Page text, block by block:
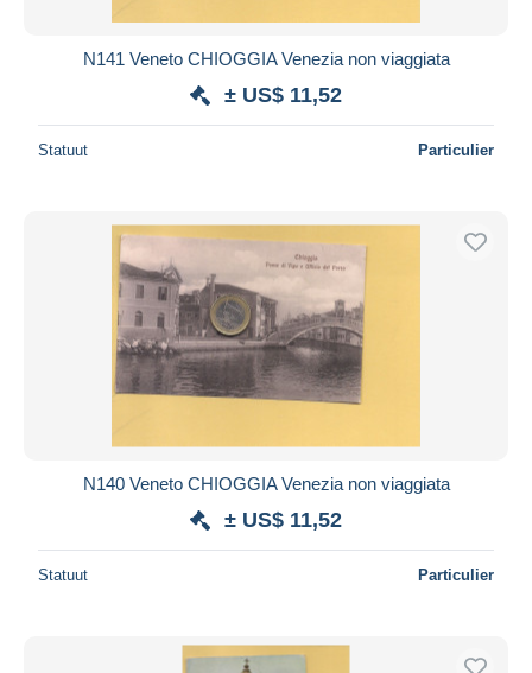
N141 Veneto CHIOGGIA Venezia non viaggiata
± US$ 11,52
Statuut Particulier
N140 Veneto CHIOGGIA Venezia non viaggiata
± US$ 11,52
Statuut Particulier